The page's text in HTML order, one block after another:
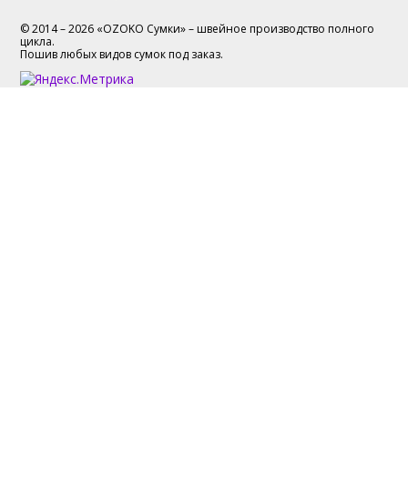
© 2014 – 2026 «OZOKO Сумки» – швейное производство полного
цикла.
Пошив любых видов сумок под заказ.